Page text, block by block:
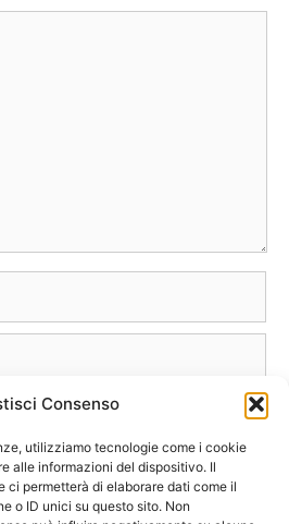
Consenso
utilizziamo tecnologie come i cookie
alle informazioni del dispositivo. Il
ci permetterà di elaborare dati come il
o ID unici su questo sito. Non